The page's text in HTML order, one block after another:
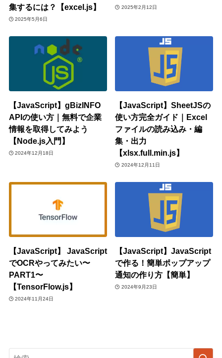
集するには？【excel.js】
2025年5月6日
2025年2月12日
【JavaScript】gBizINFO
APIの使い方｜無料で企業
情報を取得してみよう
【Node.js入門】
2024年12月18日
【JavaScript】SheetJSの
使い方完全ガイド｜Excel
ファイルの読み込み・編
集・出力
【xlsx.full.min.js】
2024年12月11日
【JavaScript】 JavaScript
でOCRやってみたい〜
PART1〜
【TensorFlow.js】
2024年11月24日
【JavaScript】JavaScript
で作る！簡単ポップアップ
通知の作り方【簡単】
2024年9月23日